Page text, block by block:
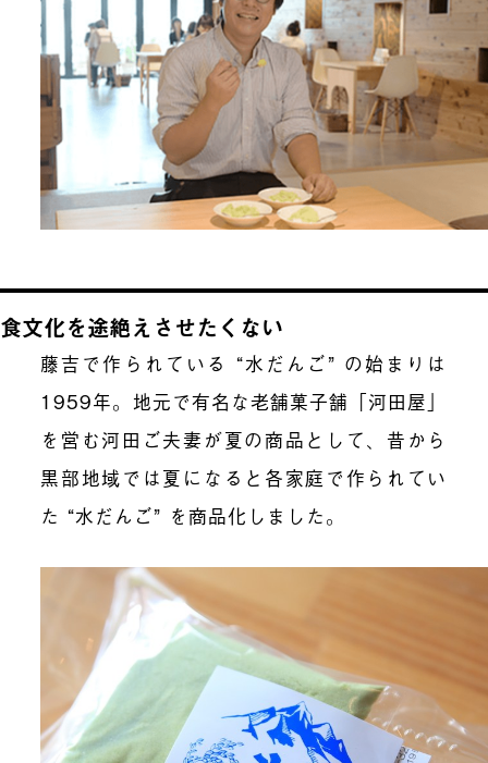
食文化を途絶えさせたくない
藤吉で作られている “水だんご” の始まりは
1959年。地元で有名な老舗菓子舗「河田屋」
を営む河田ご夫妻が夏の商品として、昔から
黒部地域では夏になると各家庭で作られてい
た “水だんご” を商品化しました。